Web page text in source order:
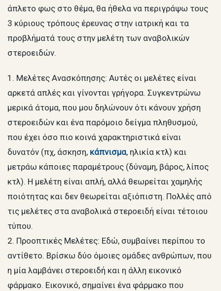
άπλετο φως στο θέμα, θα ήθελα να περιγράψω τους
3 κύριους τρόπους έρευνας στην ιατρική και τα
προβλήματά τους στην μελέτη των αναβολικών
στεροειδών.
1. Μελέτες Ανασκόπησης: Αυτές οι μελέτες είναι
αρκετά απλές και γίνονται γρήγορα. Συγκεντρώνω
μερικά άτομα, που μου δηλώνουν ότι κάνουν χρήση
στεροειδών και ένα παρόμοιο δείγμα πληθυσμού,
που έχει όσο πιο κοινά χαρακτηριστικά είναι
δυνατόν (πχ, άσκηση, κάπνισμα, ηλικία κτλ) και
μετράω κάποιες παραμέτρους (δύναμη, βάρος, λίπος
κτλ). Η μελέτη είναι απλή, αλλά θεωρείται χαμηλής
ποιότητας και δεν θεωρείται αξιόπιστη. Πολλές από
τις μελέτες στα αναβολικά στεροειδή είναι τέτοιου
τύπου.
2. Προοπτικές Μελέτες: Εδώ, συμβαίνει περίπου το
αντίθετο. Βρίσκω δύο όμοιες ομάδες ανθρώπων, που
η μία λαμβάνει στεροειδή και η άλλη εικονικό
φάρμακο. Εικονικό, σημαίνει ένα φάρμακο που